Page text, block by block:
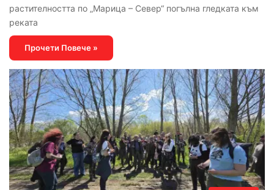
растителността по „Марица – Север“ погълна гледката към
реката
Прочети Повече »